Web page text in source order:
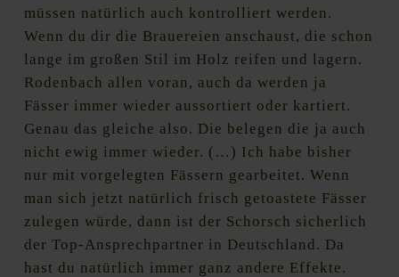
müssen natürlich auch kontrolliert werden.
Wenn du dir die Brauereien anschaust, die schon
lange im großen Stil im Holz reifen und lagern.
Rodenbach allen voran, auch da werden ja
Fässer immer wieder aussortiert oder kartiert.
Genau das gleiche also. Die belegen die ja auch
nicht ewig immer wieder. (…) Ich habe bisher
nur mit vorgelegten Fässern gearbeitet. Wenn
man sich jetzt natürlich frisch getoastete Fässer
zulegen würde, dann ist der Schorsch sicherlich
der Top-Ansprechpartner in Deutschland. Da
hast du natürlich immer ganz andere Effekte.